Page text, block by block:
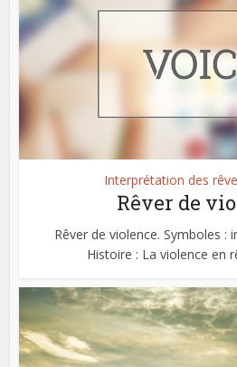
Interprétation des
Rêver de
Rêver de violence. Symboles :
Histoire : La violence en